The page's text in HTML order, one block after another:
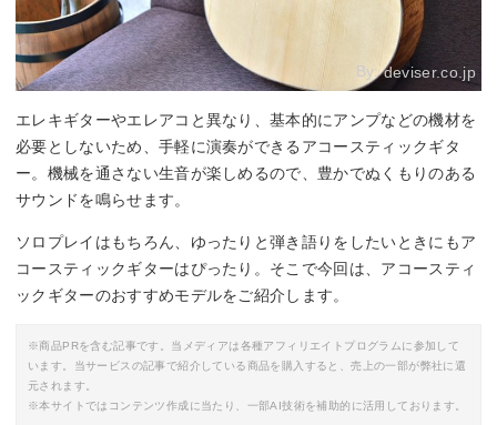
By:deviser.co.jp
エレキギターやエレアコと異なり、基本的にアンプなどの機材を
必要としないため、手軽に演奏ができるアコースティックギタ
ー。機械を通さない生音が楽しめるので、豊かでぬくもりのある
サウンドを鳴らせます。
ソロプレイはもちろん、ゆったりと弾き語りをしたいときにもア
コースティックギターはぴったり。そこで今回は、アコースティ
ックギターのおすすめモデルをご紹介します。
※商品PRを含む記事です。当メディアは各種アフィリエイトプログラムに参加して
います。当サービスの記事で紹介している商品を購入すると、売上の一部が弊社に還
元されます。
※本サイトではコンテンツ作成に当たり、一部AI技術を補助的に活用しております。